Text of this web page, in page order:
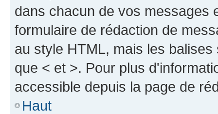
dans chacun de vos messages
formulaire de rédaction de
au style HTML, mais les
que < et >. Pour plus
accessible depuis la page de
Haut